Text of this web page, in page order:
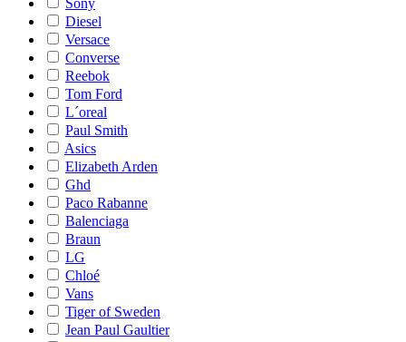
Sony
Diesel
Versace
Converse
Reebok
Tom Ford
L´oreal
Paul Smith
Asics
Elizabeth Arden
Ghd
Paco Rabanne
Balenciaga
Braun
LG
Chloé
Vans
Tiger of Sweden
Jean Paul Gaultier